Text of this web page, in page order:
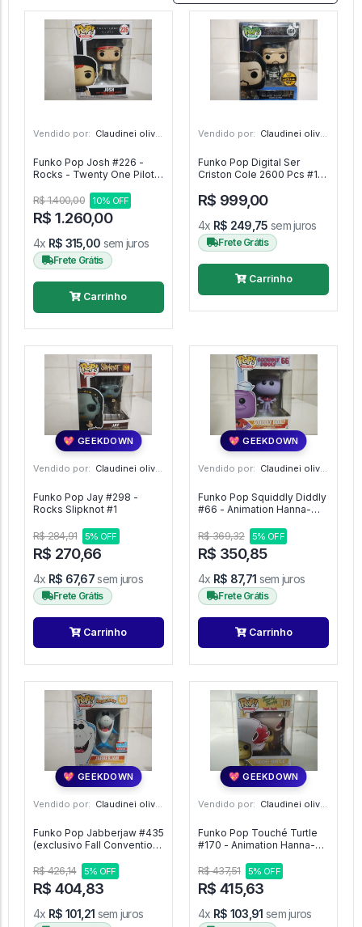
Vendido por: Claudinei oliveira - SP
Funko Pop Josh #226 -
Rocks - Twenty One Pilots
R$ 1.400,00
10% OFF
R$ 1.260,00
4x R$ 315,00 sem juros
Frete Grátis
Carrinho
Vendido por: Claudinei oliveira - SP
Funko Pop Digital Ser
Criston Cole 2600 Pcs #151
R$ 999,00
4x R$ 249,75 sem juros
Frete Grátis
Carrinho
💖 GEEKDOWN
Vendido por: Claudinei oliveira - SP
Funko Pop Jay #298 -
Rocks Slipknot #1
R$ 284,91 5% OFF
R$ 270,66
4x R$ 67,67sem juros
Frete Grátis
Carrinho
💖 GEEKDOWN
Vendido por: Claudinei oliveira - SP
Funko Pop Squiddly Diddly
#66 - Animation Hanna-
R$ 369,32
5% OFF
R$ 350,85
4x R$ 87,71 sem juros
Frete Grátis
Carrinho
💖 GEEKDOWN
Vendido por: Claudinei oliveira - SP
Funko Pop Jabberjaw #435
(exclusivo Fall Convention
Barbera #1
R$ 426,14 5% OFF
R$ 404,83
4x R$ 101,21 sem juros
💖 GEEKDOWN
Vendido por: Claudinei oliveira - SP
Funko Pop Touché Turtle
#170 - Animation Hanna-
R$ 437,51
5% OFF
R$ 415,63
4x R$ 103,91 sem juros